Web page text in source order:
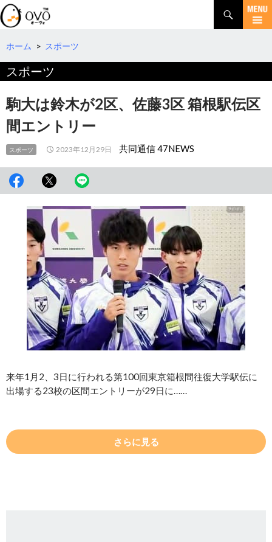
検
索
コ
テ
へ
移
動
ホーム > スポーツ
スポーツ
駒大は鈴木が2区、佐藤3区 箱根駅伝区
間エントリー
スポーツ 2023年12月29日 共同通信 47NEWS
来年1月2、3日に行われる第100回東京箱根間往復大学駅伝に
出場する23校の区間エントリーが29日に……
さらに見る